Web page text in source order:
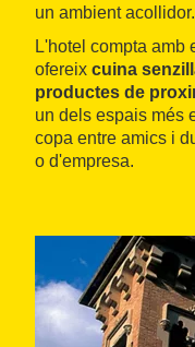
un ambient acollidor.
L'hotel compta amb
ofereix cuina
productes de
un dels espais més
copa entre amics i
o d'empresa.